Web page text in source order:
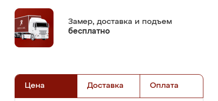
Замер, доставка и подъем
бесплатно
Цена Доставка Оплата